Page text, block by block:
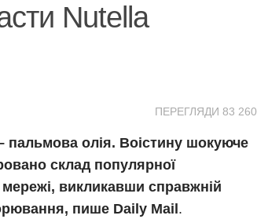
Nutella
ПЕРЕГЛЯДИ 83 260
пальмова олія. Воістину шокуюче
склад популярної
викликавши справжній
пише Daily Mail .